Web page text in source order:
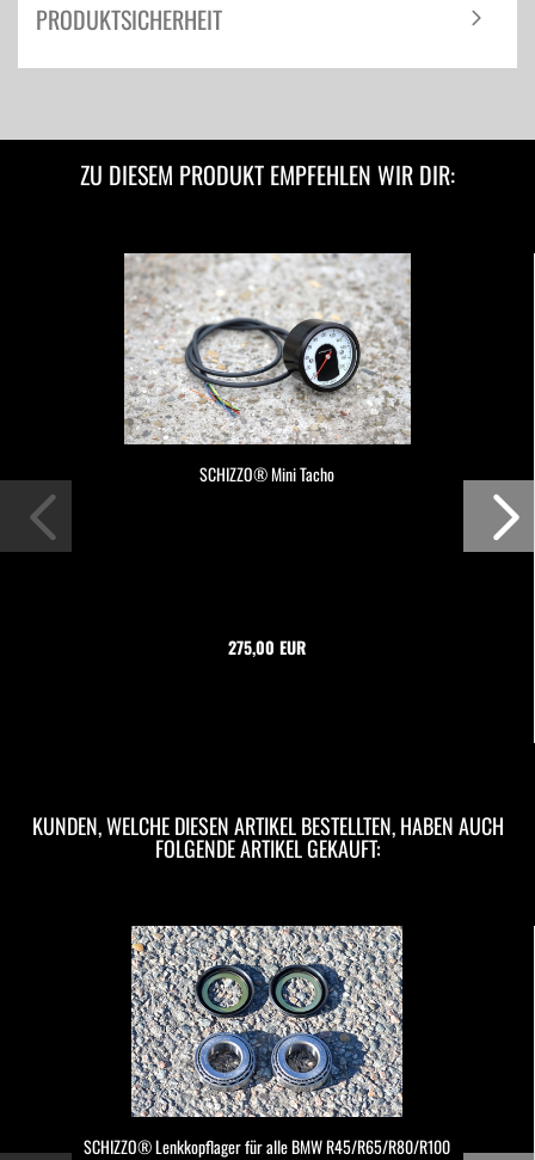
PRODUKTSICHERHEIT
ZU DIESEM PRODUKT EMPFEHLEN WIR DIR:
SCHIZZO® Mini Tacho
275,00 EUR
KUNDEN, WELCHE DIESEN ARTIKEL BESTELLTEN, HABEN AUCH
FOLGENDE ARTIKEL GEKAUFT:
SCHIZZO® Lenkkopflager für alle BMW R45/R65/R80/R100